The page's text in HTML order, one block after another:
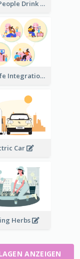
Happy People Drink Coffee Illustration
Work Life Integration
Car
Herbs
ANZEIGEN